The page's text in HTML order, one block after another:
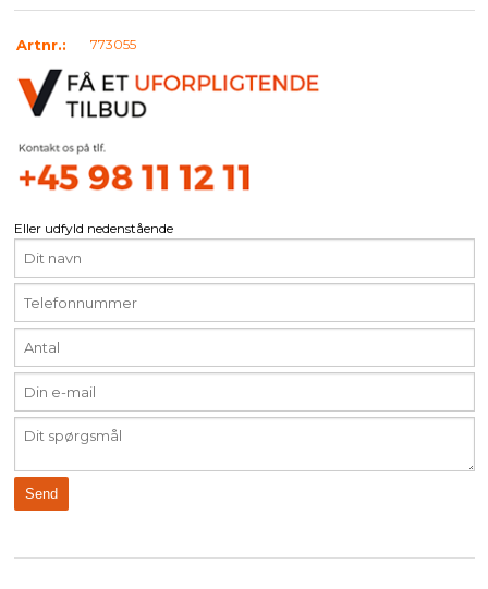
Artnr.: 773055
Eller udfyld nedenstående